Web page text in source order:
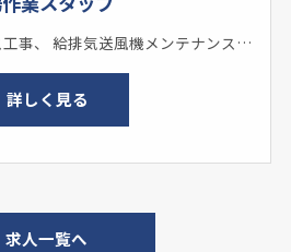
空調機器のメンテナンス工事、 給排気送風機メンテナンス工事、 ポンプ工事を行います。 具体的には… ◇エアコンのサービス └修理・メンテナンス・工事 └洗浄・ポンプ整備・入替など ★オフィスや店舗、公共・商業施設、 工場や一般家庭など、さまざまなご依頼に対応！
詳しく見る
求人一覧へ